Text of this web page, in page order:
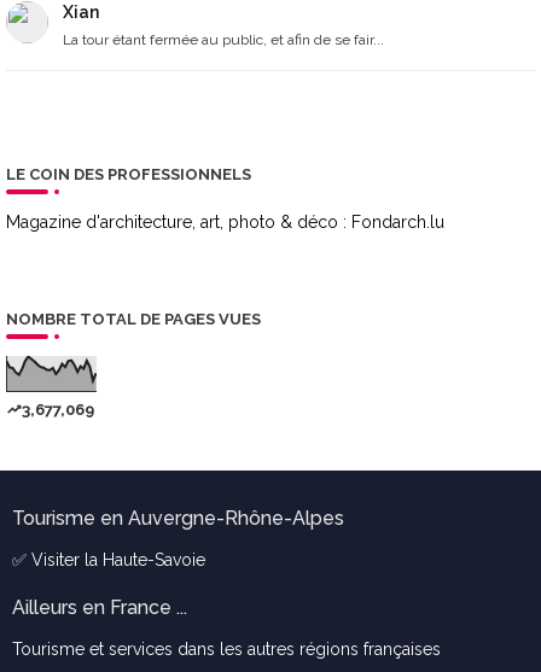
Xian
La tour étant fermée au public, et afin de se fair...
LE COIN DES PROFESSIONNELS
Magazine d'architecture, art, photo & déco : Fondarch.lu
NOMBRE TOTAL DE PAGES VUES
3,677,069
Tourisme en Auvergne-Rhône-Alpes
✅ Visiter la Haute-Savoie
Ailleurs en France ...
Tourisme et services dans les autres régions françaises